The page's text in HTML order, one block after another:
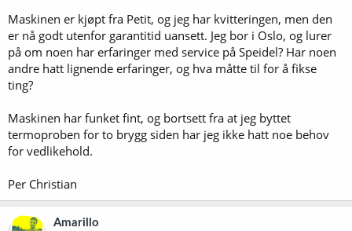
Maskinen er kjøpt fra Petit, og jeg har kvitteringen, men den
er nå godt utenfor garantitid uansett. Jeg bor i Oslo, og lurer
på om noen har erfaringer med service på Speidel? Har noen
andre hatt lignende erfaringer, og hva måtte til for å fikse
ting?
Maskinen har funket fint, og bortsett fra at jeg byttet
termoproben for to brygg siden har jeg ikke hatt noe behov
for vedlikehold.
Per Christian
Amarillo